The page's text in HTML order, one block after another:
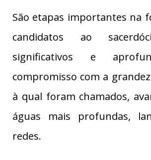
São etapas importantes na
candidatos ao
significativos e
compromisso com a
à qual foram chamados,
águas mais profundas,
redes.